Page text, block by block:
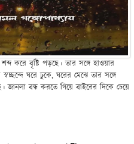
করে বৃষ্টি পড়ছে। তার সঙ্গে হাওয়ার
ঘরে ঢুকে, ঘরের মেঝে তার সঙ্গে
জানলা বন্ধ করতে গিয়ে বাইরের দিকে চেয়ে